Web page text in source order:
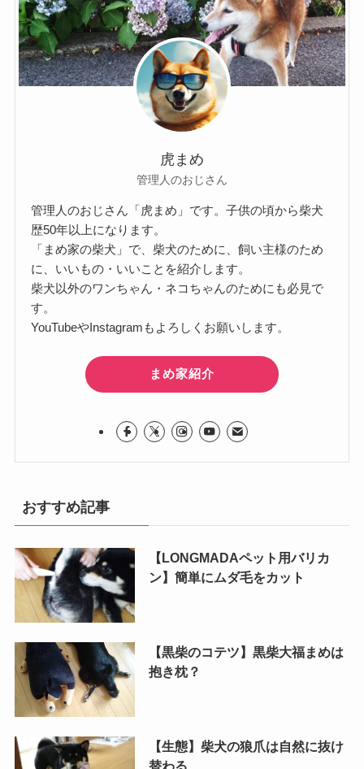
虎まめ
管理人のおじさん
管理人のおじさん「虎まめ」です。子供の頃から柴犬
歴50年以上になります。
「まめ家の柴犬」で、柴犬のために、飼い主様のため
に、いいもの・いいことを紹介します。
柴犬以外のワンちゃん・ネコちゃんのためにも必見で
す。
YouTubeやInstagramもよろしくお願いします。
まめ家紹介
おすすめ記事
【LONGMADAペット用バリカ
ン】簡単にムダ毛をカット
【黒柴のコテツ】黒柴大福まめは
抱き枕？
【生態】柴犬の狼爪は自然に抜け
替わる